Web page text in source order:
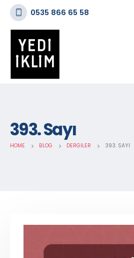
0535 866 65 58
393. Sayı
HOME BLOG DERGILER 393. SAYI